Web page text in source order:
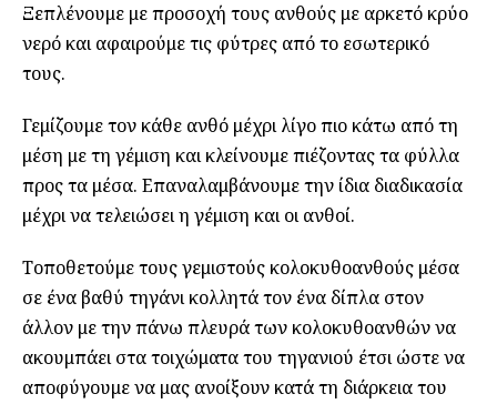
Ξεπλένουμε με προσοχή τους ανθούς με αρκετό κρύο
νερό και αφαιρούμε τις φύτρες από το εσωτερικό
τους.
Γεμίζουμε τον κάθε ανθό μέχρι λίγο πιο κάτω από τη
μέση με τη γέμιση και κλείνουμε πιέζοντας τα φύλλα
προς τα μέσα. Επαναλαμβάνουμε την ίδια διαδικασία
μέχρι να τελειώσει η γέμιση και οι ανθοί.
Τοποθετούμε τους γεμιστούς κολοκυθοανθούς μέσα
σε ένα βαθύ τηγάνι κολλητά τον ένα δίπλα στον
άλλον με την πάνω πλευρά των κολοκυθοανθών να
ακουμπάει στα τοιχώματα του τηγανιού έτσι ώστε να
αποφύγουμε να μας ανοίξουν κατά τη διάρκεια του